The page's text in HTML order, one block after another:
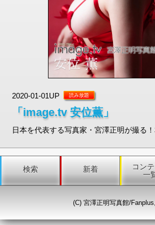
2020-01-01UP 読み放題
「image.tv 安位薫」
日本を代表する写真家・宮澤正明が撮る
検索 新着
コン
一
(C) 宮澤正明写真館/